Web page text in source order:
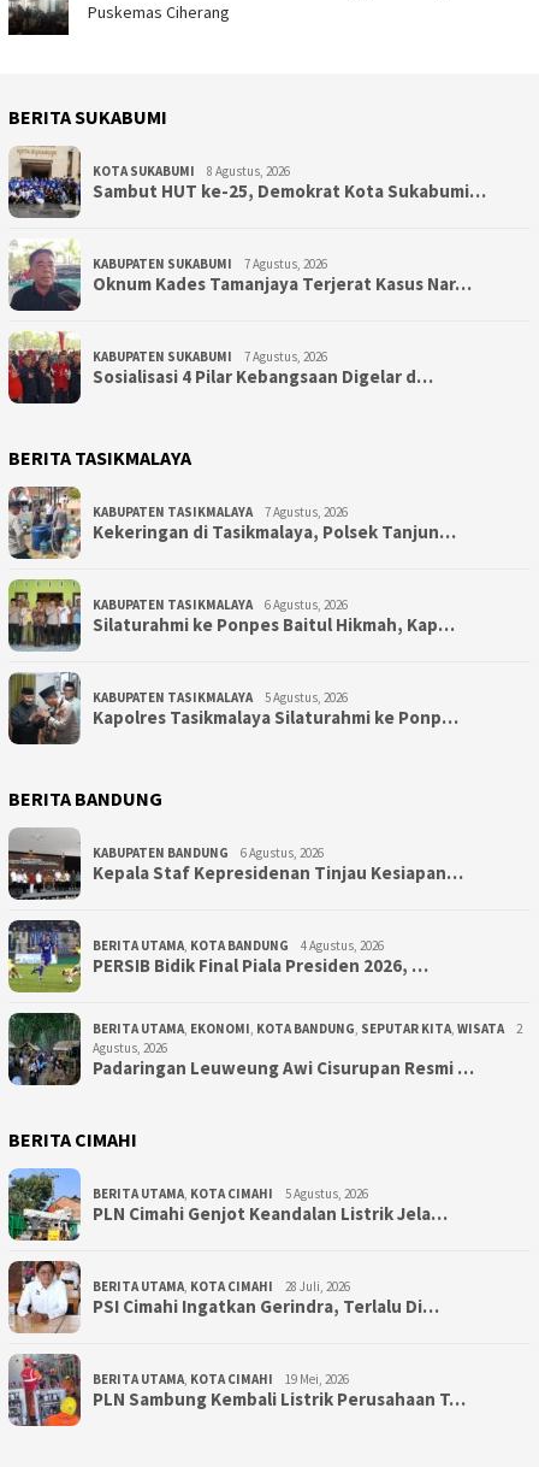
Puskemas Ciherang ‎
BERITA SUKABUMI
KOTA SUKABUMI 8 Agustus, 2026
Sambut HUT ke-25, Demokrat Kota Sukabumi…
KABUPATEN SUKABUMI 7 Agustus, 2026
Oknum Kades Tamanjaya Terjerat Kasus Nar…
KABUPATEN SUKABUMI 7 Agustus, 2026
Sosialisasi 4 Pilar Kebangsaan Digelar d…
BERITA TASIKMALAYA
KABUPATEN TASIKMALAYA 7 Agustus, 2026
Kekeringan di Tasikmalaya, Polsek Tanjun…
KABUPATEN TASIKMALAYA 6 Agustus, 2026
Silaturahmi ke Ponpes Baitul Hikmah, Kap…
KABUPATEN TASIKMALAYA 5 Agustus, 2026
Kapolres Tasikmalaya Silaturahmi ke Ponp…
BERITA BANDUNG
KABUPATEN BANDUNG 6 Agustus, 2026
Kepala Staf Kepresidenan Tinjau Kesiapan…
BERITA UTAMA, KOTA BANDUNG 4 Agustus, 2026
PERSIB Bidik Final Piala Presiden 2026, …
BERITA UTAMA, EKONOMI, KOTA BANDUNG, SEPUTAR KITA, WISATA
2
Agustus, 2026
Padaringan Leuweung Awi Cisurupan Resmi …
BERITA CIMAHI
BERITA UTAMA, KOTA CIMAHI 5 Agustus, 2026
PLN Cimahi Genjot Keandalan Listrik Jela…
BERITA UTAMA, KOTA CIMAHI 28 Juli, 2026
PSI Cimahi Ingatkan Gerindra, Terlalu Di…
BERITA UTAMA, KOTA CIMAHI 19 Mei, 2026
PLN Sambung Kembali Listrik Perusahaan T…